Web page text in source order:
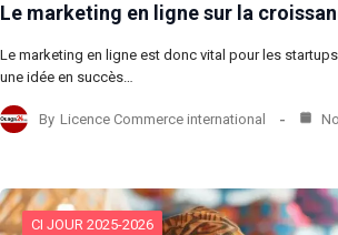
Le marketing en ligne sur la
Le marketing en ligne est donc vital pour les
une idée en succès…
By Licence Commerce international
CI JOUR 2025-2026